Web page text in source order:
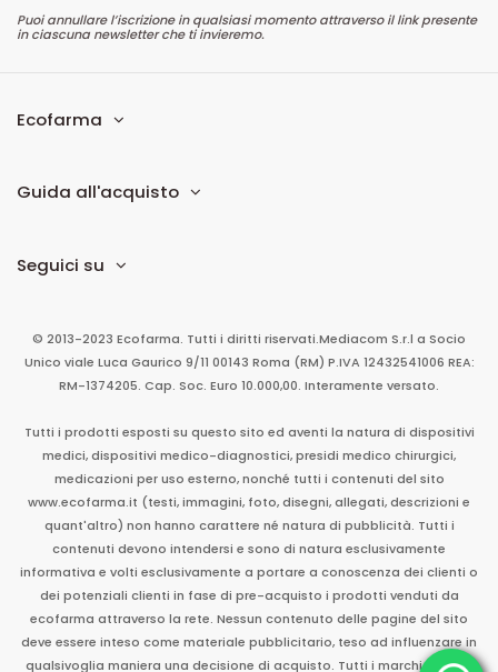
Puoi annullare l’iscrizione in qualsiasi momento attraverso il link presente
in ciascuna newsletter che ti invieremo.
Ecofarma
Guida all'acquisto
Seguici su
© 2013-2023 Ecofarma. Tutti i diritti riservati.Mediacom S.r.l a Socio
Unico viale Luca Gaurico 9/11 00143 Roma (RM) P.IVA 12432541006 REA:
RM-1374205. Cap. Soc. Euro 10.000,00. Interamente versato.
Tutti i prodotti esposti su questo sito ed aventi la natura di dispositivi
medici, dispositivi medico-diagnostici, presidi medico chirurgici,
medicazioni per uso esterno, nonché tutti i contenuti del sito
www.ecofarma.it (testi, immagini, foto, disegni, allegati, descrizioni e
quant'altro) non hanno carattere né natura di pubblicità. Tutti i
contenuti devono intendersi e sono di natura esclusivamente
informativa e volti esclusivamente a portare a conoscenza dei clienti o
dei potenziali clienti in fase di pre-acquisto i prodotti venduti da
ecofarma attraverso la rete. Nessun contenuto delle pagine del sito
deve essere inteso come materiale pubblicitario, teso ad influenzare in
qualsivoglia maniera una decisione di acquisto. Tutti i marchi sono di